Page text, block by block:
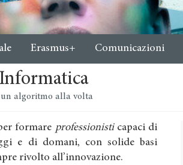
Erasmus+ Comunicazioni
algoritmo alla volta
formare professionisticapaci di
e di domani, con solide basi
rivolto all’innovazione.